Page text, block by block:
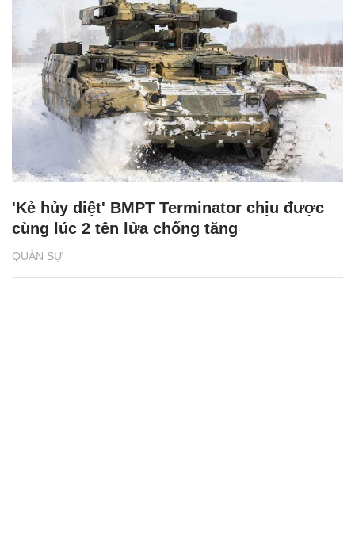
QUÂN SỰ
'Kẻ hủy diệt' BMPT Terminator chịu được
cùng lúc 2 tên lửa chống tăng